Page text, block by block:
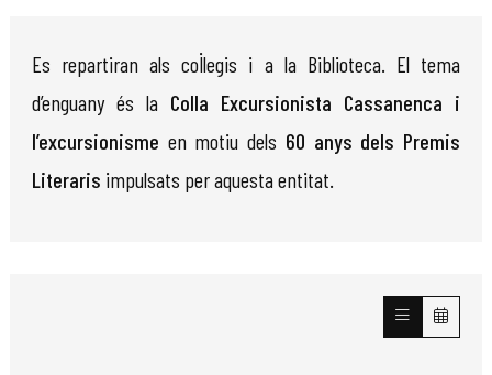
Es repartiran als col·legis i a la Biblioteca. El tema
d’enguany és la Colla Excursionista Cassanenca i
l’excursionisme en motiu dels 60 anys dels Premis
Literaris impulsats per aquesta entitat.